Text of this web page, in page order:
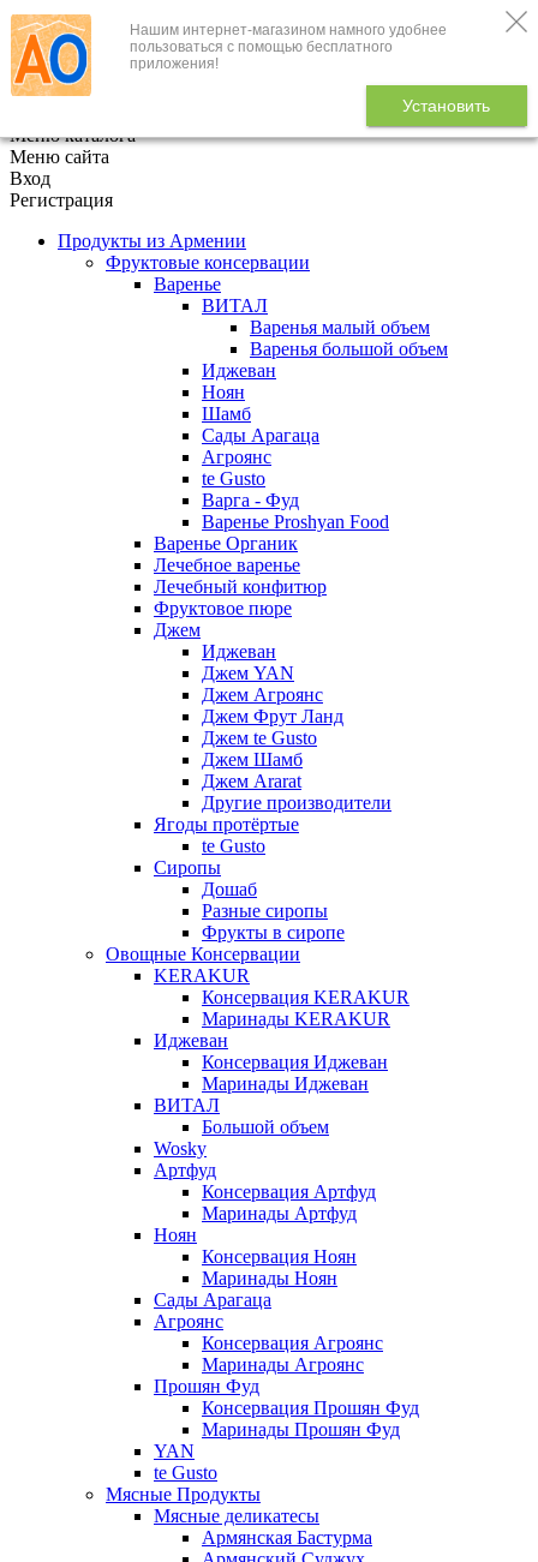
Нашим интернет-магазином намного удобнее
пользоваться с помощью бесплатного
приложения!
Установить
+7 (495) 646-888-1
В корзине
Меню каталога
Меню сайта
Вход
Регистрация
Продукты из Армении
Фруктовые консервации
Варенье
ВИТАЛ
Варенья малый объем
Варенья большой объем
Иджеван
Ноян
Шамб
Сады Арагаца
Агроянс
te Gusto
Варга - Фуд
Варенье Proshyan Food
Варенье Органик
Лечебное варенье
Лечебный конфитюр
Фруктовое пюре
Джем
Иджеван
Джем YAN
Джем Агроянс
Джем Фрут Ланд
Джем te Gusto
Джем Шамб
Джем Ararat
Другие производители
Ягоды протёртые
te Gusto
Сиропы
Дошаб
Разные сиропы
Фрукты в сиропе
Овощные Консервации
KERAKUR
Консервация KERAKUR
Маринады KERAKUR
Иджеван
Консервация Иджеван
Маринады Иджеван
ВИТАЛ
Большой объем
Wosky
Артфуд
Консервация Артфуд
Маринады Артфуд
Ноян
Консервация Ноян
Маринады Ноян
Сады Арагаца
Агроянс
Консервация Агроянс
Маринады Агроянс
Прошян Фуд
Консервация Прошян Фуд
Маринады Прошян Фуд
YAN
te Gusto
Мясные Продукты
Мясные деликатесы
Армянская Бастурма